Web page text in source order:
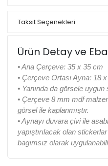
Taksit Seçenekleri
Ürün Detay ve
• Ana Çerçeve: 35 x 35 cm
• Çerçeve Ortası Ayna: 18
• Yanında da görsele
• Çerçeve 8 mm mdf
görsel ile kaplanmıştır.
• Aynayı duvara çivi ile
yapıştırılacak olan
bagımsız olarak